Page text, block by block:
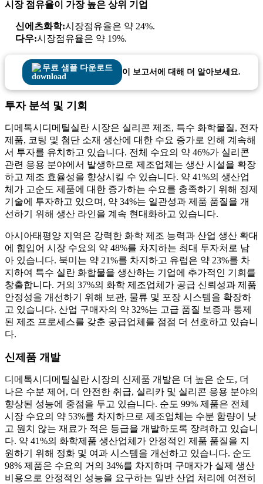
시장 점유율이 가장 높은 상위 기업
신에츠화학:시장점유율은 약 24%.
다우:시장점유율은 약 19%.
무료 샘플 다운로드 이 보고서에 대해 더 알아보세요.
투자 분석 및 기회
디메톡시디메틸실란 시장은 실리콘 제조, 특수 화학물질, 전자
제품, 코팅 및 첨단 소재 생산에 대한 수요 증가로 인해 계속해
서 투자를 유치하고 있습니다. 전체 수요의 약 46%가 실리콘
관련 응용 분야에서 발생하므로 제조업체는 생산 시설을 확장
하고 제조 효율성을 향상시킬 수 있습니다. 약 41%의 생산업
체가 고순도 제품에 대한 증가하는 수요를 충족하기 위해 정제
기술에 투자하고 있으며, 약 34%는 일관성과 제품 품질을 개
선하기 위해 생산 라인을 계속 현대화하고 있습니다.
아시아태평양 지역은 강력한 화학 제조 능력과 산업 생산 확대
에 힘입어 시장 수요의 약 48%를 차지하는 최대 투자처로 남
아 있습니다. 북미는 약 21%를 차지하고 유럽은 약 23%를 차
지하여 특수 실란 화합물을 생산하는 기업에 추가적인 기회를
창출합니다. 거의 37%의 화학 제조업체가 공급 신뢰성과 제품
안정성을 개선하기 위해 보관, 물류 및 포장 시스템을 확장하
고 있습니다. 산업 구매자의 약 32%는 고급 품질 보증과 통제
된 제조 프로세스를 갖춘 공급업체를 점점 더 선호하고 있습니
다.
신제품 개발
디메톡시디메틸실란 시장의 신제품 개발은 더 높은 순도, 더
나은 수분 제어, 더 안전한 취급, 실리카 및 실리콘 응용 분야의
향상된 성능에 중점을 두고 있습니다. 순도 99% 제품은 전체
시장 수요의 약 53%를 차지하므로 제조업체는 수분 함량이 낮
고 원치 않는 재료가 적은 등급을 개발하도록 장려하고 있습니
다. 약 41%의 화학제품 생산업체가 안정적인 제품 품질을 지
원하기 위해 정화 및 여과 시스템을 개선하고 있습니다. 순도
98% 제품은 수요의 거의 34%를 차지하며 구매자가 실제 생산
비용으로 안정적인 성능을 요구하는 일반 산업 처리에 여전히